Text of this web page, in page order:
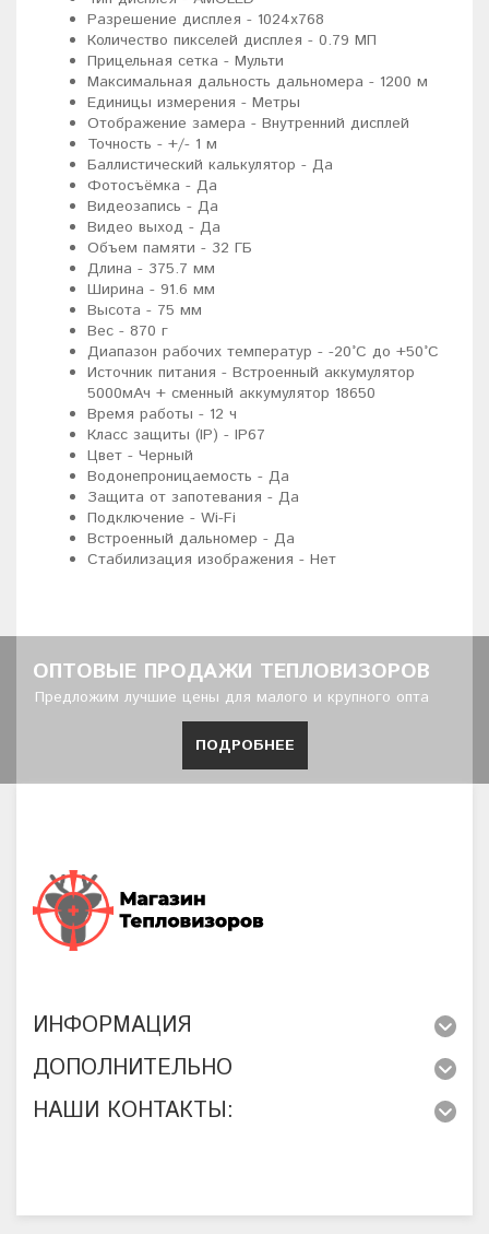
Разрешение дисплея - 1024x768
Количество пикселей дисплея - 0.79 МП
Прицельная сетка - Мульти
Максимальная дальность дальномера - 1200 м
Единицы измерения - Метры
Отображение замера - Внутренний дисплей
Точность - +/- 1 м
Баллистический калькулятор - Да
Фотосъёмка - Да
Видеозапись - Да
Видео выход - Да
Объем памяти - 32 ГБ
Длина - 375.7 мм
Ширина - 91.6 мм
Высота - 75 мм
Вес - 870 г
Диапазон рабочих температур - -20°C до +50°C
Источник питания - Встроенный аккумулятор
5000мАч + сменный аккумулятор 18650
Время работы - 12 ч
Класс защиты (IP) - IP67
Цвет - Черный
Водонепроницаемость - Да
Защита от запотевания - Да
Подключение - Wi-Fi
Встроенный дальномер - Да
Стабилизация изображения - Нет
ОПТОВЫЕ ПРОДАЖИ ТЕПЛОВИЗОРОВ
Предложим лучшие цены для малого и крупного опта
ПОДРОБНЕЕ
ИНФОРМАЦИЯ
ДОПОЛНИТЕЛЬНО
НАШИ КОНТАКТЫ: